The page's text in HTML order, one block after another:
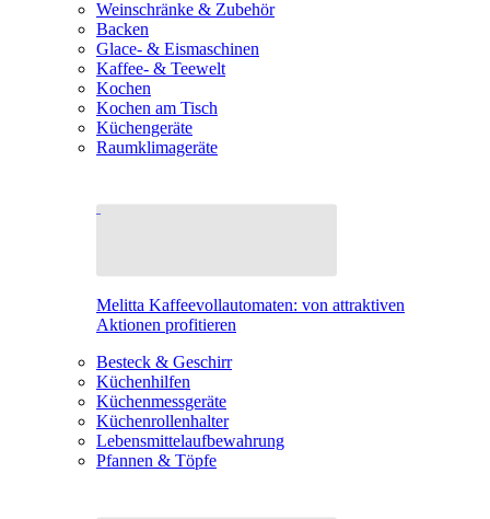
Weinschränke & Zubehör
Backen
Glace- & Eismaschinen
Kaffee- & Teewelt
Kochen
Kochen am Tisch
Küchengeräte
Raumklimageräte
Melitta Kaffeevollautomaten: von attraktiven
Aktionen profitieren
Besteck & Geschirr
Küchenhilfen
Küchenmessgeräte
Küchenrollenhalter
Lebensmittelaufbewahrung
Pfannen & Töpfe